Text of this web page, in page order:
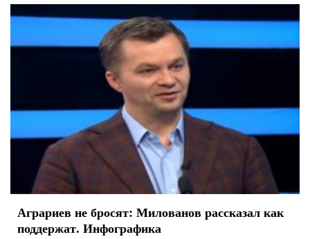
Аграриев не бросят: Милованов рассказал как
поддержат. Инфографика